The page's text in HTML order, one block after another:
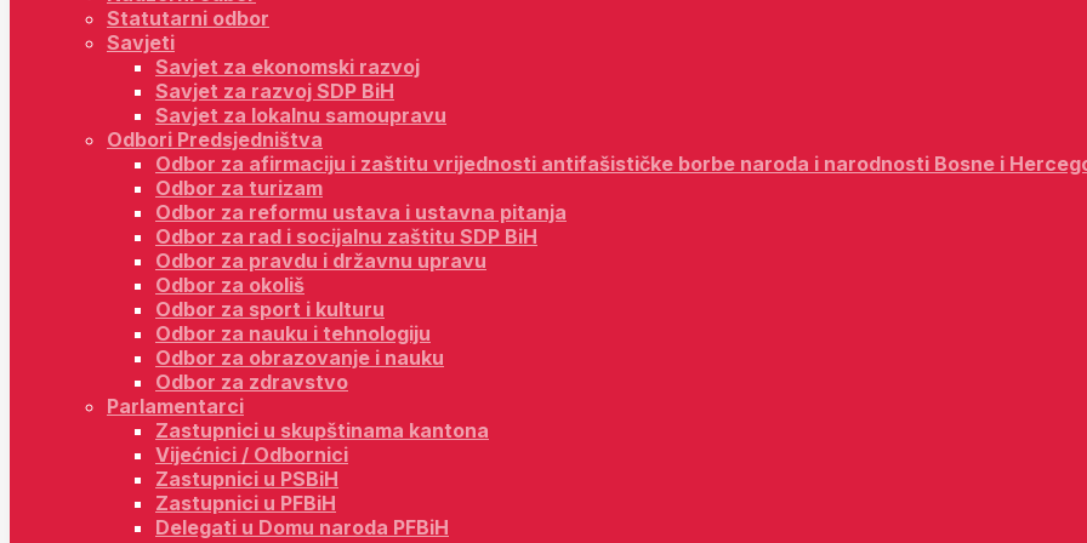
Statutarni odbor
Savjeti
Savjet za ekonomski razvoj
Savjet za razvoj SDP BiH
Savjet za lokalnu samoupravu
Odbori Predsjedništva
Odbor za afirmaciju i zaštitu vrijednosti antifašističke borbe naroda i narodnosti Bosne i
Odbor za turizam
Odbor za reformu ustava i ustavna pitanja
Odbor za rad i socijalnu zaštitu SDP BiH
Odbor za pravdu i državnu upravu
Odbor za okoliš
Odbor za sport i kulturu
Odbor za nauku i tehnologiju
Odbor za obrazovanje i nauku
Odbor za zdravstvo
Parlamentarci
Zastupnici u skupštinama kantona
Vijećnici / Odbornici
Zastupnici u PSBiH
Zastupnici u PFBiH
Delegati u Domu naroda PFBiH